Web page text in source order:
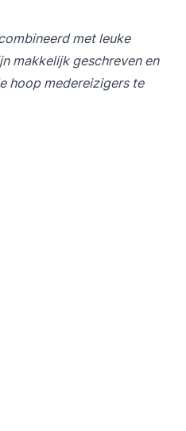
met leuke
makkelijk geschreven en
hoop medereizigers te